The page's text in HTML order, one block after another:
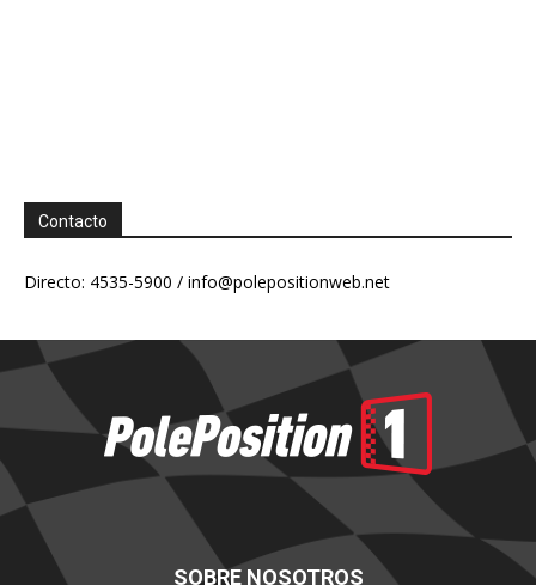
Contacto
Directo: 4535-5900 / info@polepositionweb.net
SOBRE NOSOTROS